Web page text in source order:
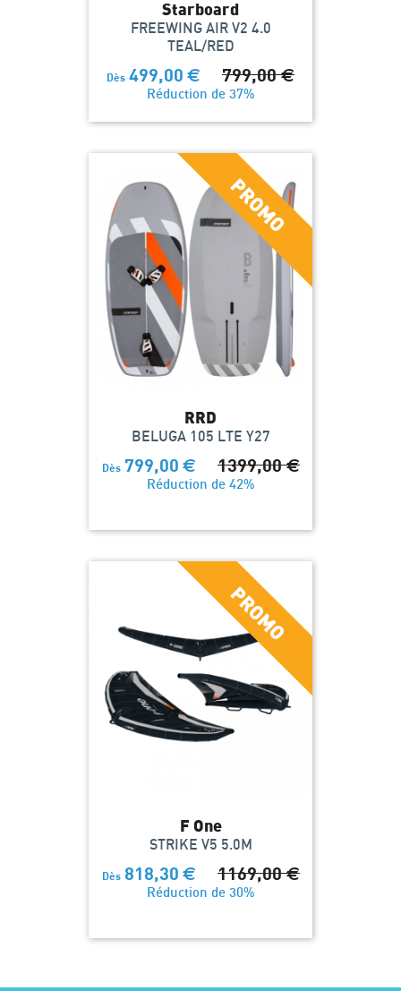
Starboard
FREEWING AIR V2 4.0
TEAL/RED
Dès 499,00 € 799,00€
Réduction de 37%
RRD
BELUGA 105 LTE Y27
Dès 799,00 € 1399,00€
Réduction de 42%
F One
STRIKE V5 5.0M
Dès 818,30 € 1169,00€
Réduction de 30%